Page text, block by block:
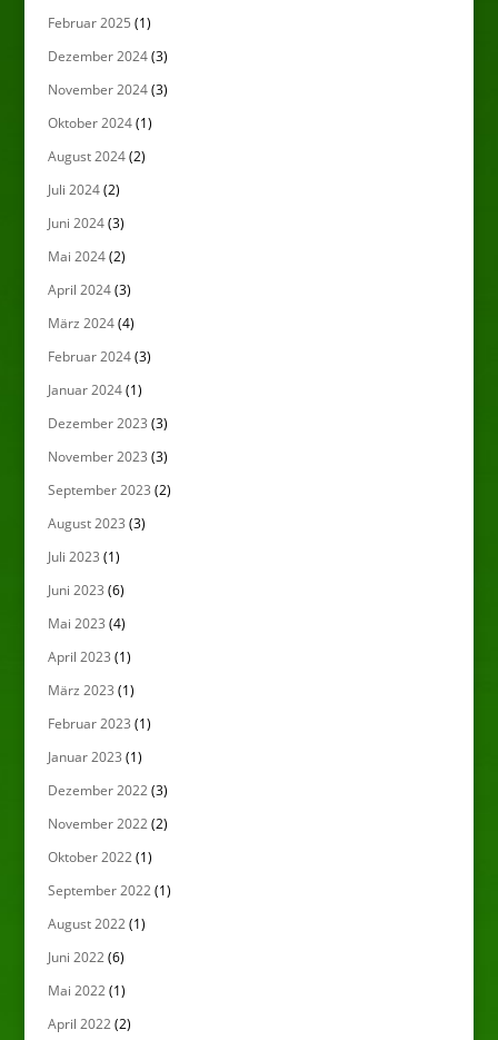
Februar 2025 (1)
Dezember 2024(3)
November 2024(3)
Oktober 2024(1)
August 2024(2)
Juli 2024(2)
Juni 2024(3)
Mai 2024(2)
April 2024(3)
März 2024(4)
Februar 2024(3)
Januar 2024(1)
Dezember 2023 (3)
November 2023 (3)
September 2023 (2)
August 2023 (3)
Juli 2023 (1)
Juni 2023 (6)
Mai 2023 (4)
April 2023 (1)
März 2023 (1)
Februar 2023 (1)
Januar 2023 (1)
Dezember 2022(3)
November 2022(2)
Oktober 2022(1)
September 2022(1)
August 2022(1)
Juni 2022(6)
Mai 2022(1)
April 2022(2)